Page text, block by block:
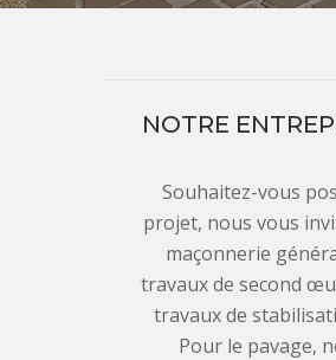
NOTRE
Souhaitez-vous
projet, nous vous
maçonnerie
travaux de second
travaux de
Pour le pavage,